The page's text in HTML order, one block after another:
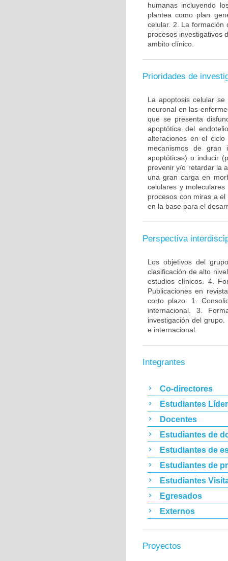
humanas incluyendo
plantea como plan
celular. 2. La formación
procesos investigativos
ambito clínico.
Prioridades de
La apoptosis celular
neuronal en las
que se presenta
apoptótica del
alteraciones en el
mecanismos de gran
apoptóticas) o inducir
prevenir y/o retardar la
una gran carga en
celulares y
procesos con miras a
en la base para el
Perspectiva
Los objetivos del
clasificación de alto
estudios clínicos. 4.
Publicaciones en
corto plazo: 1.
internacional. 3.
investigación del
e internacional.
Integrantes
Co-directores
Estudiantes
Docentes
Estudiantes de
Estudiantes de
Estudiantes de
Estudiantes
Egresados
Externos
Proyectos